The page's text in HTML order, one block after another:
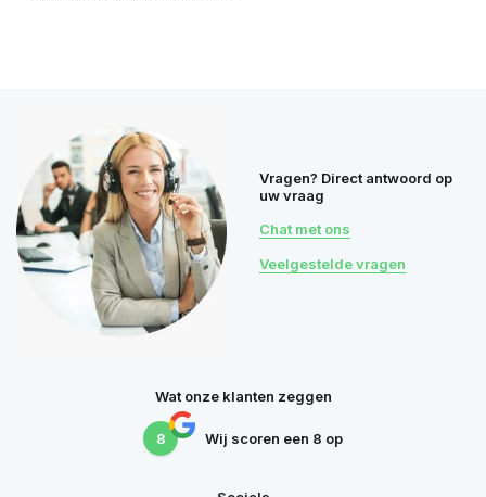
Vragen? Direct antwoord op
uw vraag
Chat met ons
Veelgestelde vragen
Wat onze klanten zeggen
8 Wij scoren een 8 op